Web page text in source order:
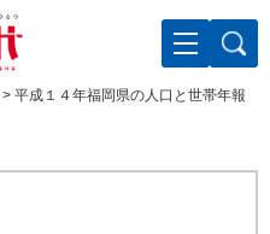
> 平成１４年福岡県の人口と世帯年報